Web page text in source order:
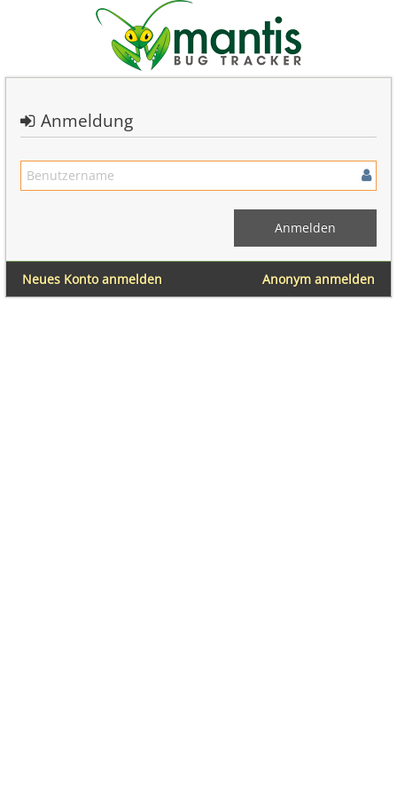
Anmeldung
Anonym anmelden
Neues Konto anmelden